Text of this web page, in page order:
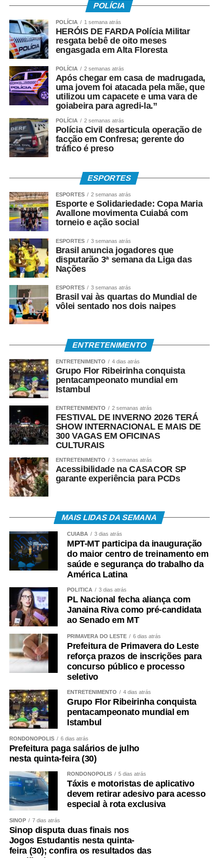
WhatsApp
Facebook
Twitter
Messenger
LinkedIn
Share
POLÍCIA
POLÍCIA 1 semana atrás
HERÓIS DE FARDA Polícia Militar
resgata bebê de oito meses
engasgada em Alta Floresta
POLÍCIA 2 semanas atrás
Após chegar em casa de madrugada,
uma jovem foi atacada pela mãe, que
utilizou um capacete e uma vara de
goiabeira para agredi-la.”
POLÍCIA 2 semanas atrás
Polícia Civil desarticula operação de
facção em Confresa; gerente do
tráfico é preso
ESPORTES
ESPORTES 2 semanas atrás
Esporte e Solidariedade: Copa Maria
Avallone movimenta Cuiabá com
torneio e ação social
ESPORTES 3 semanas atrás
Brasil anuncia jogadores que
disputarão 3ª semana da Liga das
Nações
ESPORTES 3 semanas atrás
Brasil vai às quartas do Mundial de
vôlei sentado nos dois naipes
ENTRETENIMENTO
ENTRETENIMENTO 4 dias atrás
Grupo Flor Ribeirinha conquista
pentacampeonato mundial em
Istambul
ENTRETENIMENTO 2 semanas atrás
FESTIVAL DE INVERNO 2026 TERÁ
SHOW INTERNACIONAL E MAIS DE
300 VAGAS EM OFICINAS
CULTURAIS
ENTRETENIMENTO 3 semanas atrás
Acessibilidade na CASACOR SP
garante experiência para PCDs
MAIS LIDAS DA SEMANA
CUIABÁ 3 dias atrás
MPT-MT participa da inauguração
do maior centro de treinamento em
saúde e segurança do trabalho da
América Latina
POLÍTICA 3 dias atrás
PL Nacional fecha aliança com
Janaina Riva como pré-candidata
ao Senado em MT
PRIMAVERA DO LESTE 6 dias atrás
Prefeitura de Primavera do Leste
reforça prazos de inscrições para
concurso público e processo
seletivo
ENTRETENIMENTO 4 dias atrás
Grupo Flor Ribeirinha conquista
pentacampeonato mundial em
Istambul
RONDONÓPOLIS 6 dias atrás
Prefeitura paga salários de julho
nesta quinta-feira (30)
RONDONÓPOLIS 5 dias atrás
Táxis e motoristas de aplicativo
devem retirar adesivo para acesso
especial à rota exclusiva
SINOP 7 dias atrás
Sinop disputa duas finais nos
Jogos Estudantis nesta quinta-
feira (30); confira os resultados das